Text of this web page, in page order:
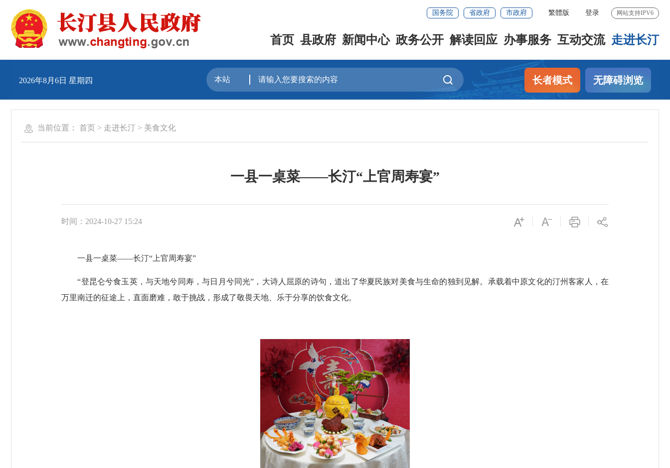
国务院 省政府 市政府 繁體版 登录 网站支持IPV6
首页 县政府 新闻中心 政务公开 解读回应 办事服务 互动交流 走进长汀
2026年8月6日 星期四 长者模式 无障碍浏览
当前位置： 首页 > 走进长汀 > 美食文化
一县一桌菜——长汀“上官周寿宴”
时间：2024-10-27 15:24
一县一桌菜——长汀“上官周寿宴”
“登昆仑兮食玉英，与天地兮同寿，与日月兮同光”，大诗人屈原的诗句，道出了华夏民族对美食与生命的独到见解。承载着中原文化的汀州客家人，在
万里南迁的征途上，直面磨难，敢于挑战，形成了敬畏天地、乐于分享的饮食文化。